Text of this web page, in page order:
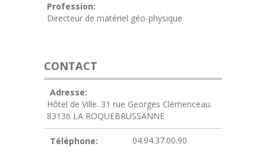
Profession:
Directeur de matériel géo-physique
CONTACT
Adresse:
Hôtel de Ville. 31 rue Georges Clémenceau.
83136 LA ROQUEBRUSSANNE
Téléphone: 04.94.37.00.90